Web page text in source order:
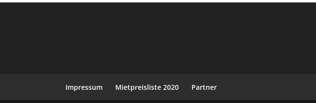
Impressum Mietpreisliste 2020 Partner